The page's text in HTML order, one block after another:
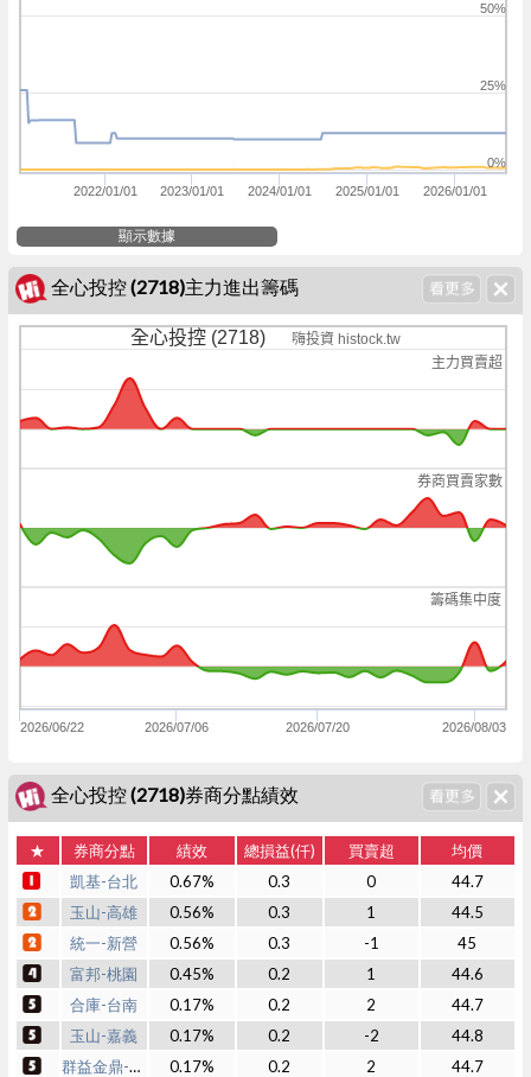
2022/01/01 2023/01/01 2024/01/01 2025/01/01 2026/01/01
0%
25%
50%
顯示數據
全心投控 (2718)主力進出籌碼
主力買賣超
券商買賣家數
籌碼集中度
全心投控 (2718) 嗨投資 histock.tw
2026/06/22 2026/07/06 2026/07/20 2026/08/03
全心投控 (2718)券商分點績效
★ 券商分點 績效 總損益(仟) 買賣超
均價
凱基-台北
0.67% 0.3 0
44.7
玉山-高雄
0.56% 0.3 1
44.5
統一-新營
0.56% 0.3 -1
45
富邦-桃園
0.45% 0.2 1
44.6
合庫-台南
0.17% 0.2 2
44.7
玉山-嘉義
0.17% 0.2 -2
44.8
群益金鼎-三民
0.17% 0.2 2
44.7